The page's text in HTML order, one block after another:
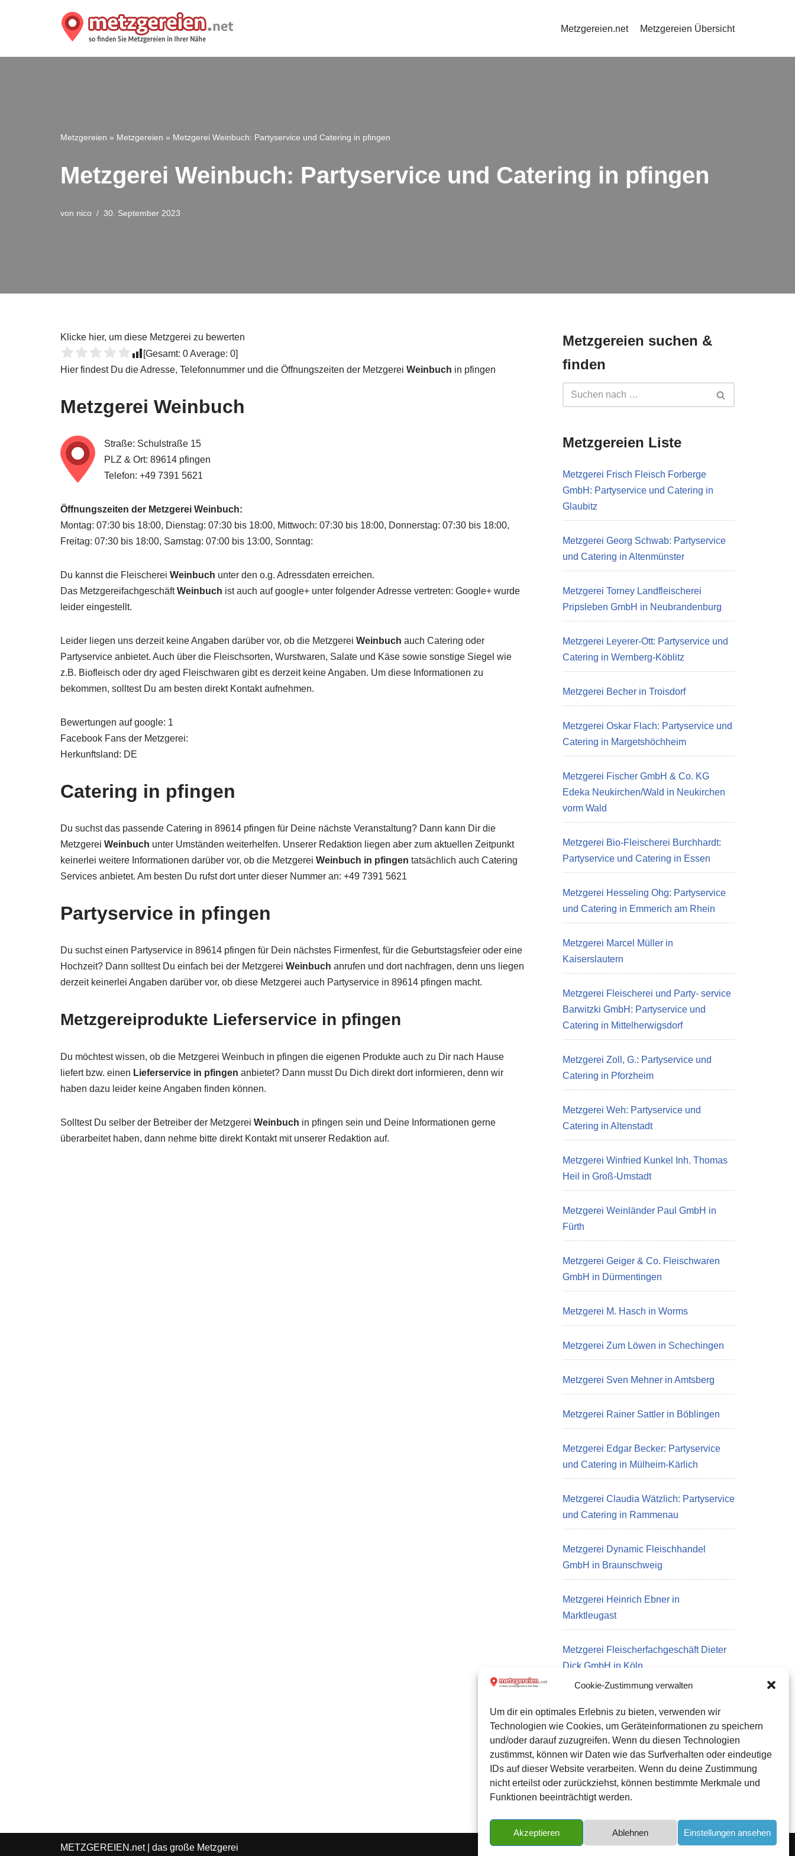
Cookie-Zustimmung verwalten
Um dir ein optimales Erlebnis zu bieten, verwenden wir
Technologien wie Cookies, um Geräteinformationen zu speichern
und/oder darauf zuzugreifen. Wenn du diesen Technologien
zustimmst, können wir Daten wie das Surfverhalten oder eindeutige
IDs auf dieser Website verarbeiten. Wenn du deine Zustimmung
nicht erteilst oder zurückziehst, können bestimmte Merkmale und
Funktionen beeinträchtigt werden.
Akzeptieren Ablehnen Einstellungen ansehen
Metzgereien.net Metzgereien Übersicht
Metzgereien » Metzgereien » Metzgerei Weinbuch: Partyservice und Catering in pfingen
Metzgerei Weinbuch: Partyservice und Catering in pfingen
von nico 30. September 2023
Klicke hier, um diese Metzgerei zu bewerten
[Gesamt: 0Average: 0]
Hier findest Du die Adresse, Telefonnummer und die Öffnungszeiten der Metzgerei Weinbuch in pfingen
Metzgerei Weinbuch
Straße: Schulstraße 15
PLZ & Ort: 89614 pfingen
Telefon: +49 7391 5621
Öffnungszeiten der Metzgerei Weinbuch:
Montag: 07:30 bis 18:00, Dienstag: 07:30 bis 18:00, Mittwoch: 07:30 bis 18:00, Donnerstag: 07:30 bis 18:00,
Freitag: 07:30 bis 18:00, Samstag: 07:00 bis 13:00, Sonntag:
Du kannst die Fleischerei Weinbuch unter den o.g. Adressdaten erreichen.
Das MetzgereifachgeschäftWeinbuch ist auch auf google+ unter folgender Adresse vertreten: Google+ wurde
leider eingestellt.
Leider liegen uns derzeit keine Angaben darüber vor, ob die Metzgerei Weinbuch auch Catering oder
Partyservice anbietet. Auch über die Fleischsorten, Wurstwaren, Salate und Käse sowie sonstige Siegel wie
z.B. Biofleisch oder dry aged Fleischwaren gibt es derzeit keine Angaben. Um diese Informationen zu
bekommen, solltest Du am besten direkt Kontakt aufnehmen.
Bewertungen auf google: 1
Facebook Fans der Metzgerei:
Herkunftsland: DE
Catering in pfingen
Du suchst das passende Catering in 89614 pfingen für Deine nächste Veranstaltung? Dann kann Dir die
Metzgerei Weinbuch unter Umständen weiterhelfen. Unserer Redaktion liegen aber zum aktuellen Zeitpunkt
keinerlei weitere Informationen darüber vor, ob die Metzgerei Weinbuch in pfingen tatsächlich auch Catering
Services anbietet. Am besten Du rufst dort unter dieser Nummer an: +49 7391 5621
Partyservice in pfingen
Du suchst einen Partyservice in 89614 pfingen für Dein nächstes Firmenfest, für die Geburtstagsfeier oder eine
Hochzeit? Dann solltest Du einfach bei der Metzgerei Weinbuch anrufen und dort nachfragen, denn uns liegen
derzeit keinerlei Angaben darüber vor, ob diese Metzgerei auch Partyservice in 89614 pfingen macht.
Metzgereiprodukte Lieferservice in pfingen
Du möchtest wissen, ob die Metzgerei Weinbuch in pfingen die eigenen Produkte auch zu Dir nach Hause
liefert bzw. einen Lieferservice in pfingen anbietet? Dann musst Du Dich direkt dort informieren, denn wir
haben dazu leider keine Angaben finden können.
Solltest Du selber der Betreiber der Metzgerei Weinbuch in pfingen sein und Deine Informationen gerne
überarbeitet haben, dann nehme bitte direkt Kontakt mit unserer Redaktion auf.
Metzgereien suchen &
finden
Metzgereien Liste
Metzgerei Frisch Fleisch Forberge
GmbH: Partyservice und Catering in
Glaubitz
Metzgerei Georg Schwab: Partyservice
und Catering in Altenmünster
Metzgerei Torney Landfleischerei
Pripsleben GmbH in Neubrandenburg
Metzgerei Leyerer-Ott: Partyservice und
Catering in Wernberg-Köblitz
Metzgerei Becher in Troisdorf
Metzgerei Oskar Flach: Partyservice und
Catering in Margetshöchheim
Metzgerei Fischer GmbH & Co. KG
Edeka Neukirchen/Wald in Neukirchen
vorm Wald
Metzgerei Bio-Fleischerei Burchhardt:
Partyservice und Catering in Essen
Metzgerei Hesseling Ohg: Partyservice
und Catering in Emmerich am Rhein
Metzgerei Marcel Müller in
Kaiserslautern
Metzgerei Fleischerei und Party- service
Barwitzki GmbH: Partyservice und
Catering in Mittelherwigsdorf
Metzgerei Zoll, G.: Partyservice und
Catering in Pforzheim
Metzgerei Weh: Partyservice und
Catering in Altenstadt
Metzgerei Winfried Kunkel Inh. Thomas
Heil in Groß-Umstadt
Metzgerei Weinländer Paul GmbH in
Fürth
Metzgerei Geiger & Co. Fleischwaren
GmbH in Dürmentingen
Metzgerei M. Hasch in Worms
Metzgerei Zum Löwen in Schechingen
Metzgerei Sven Mehner in Amtsberg
Metzgerei Rainer Sattler in Böblingen
Metzgerei Edgar Becker: Partyservice
und Catering in Mülheim-Kärlich
Metzgerei Claudia Wätzlich: Partyservice
und Catering in Rammenau
Metzgerei Dynamic Fleischhandel
GmbH in Braunschweig
Metzgerei Heinrich Ebner in
Marktleugast
Metzgerei Fleischerfachgeschäft Dieter
Dick GmbH in Köln
Datenschutz
Kontakt zu uns
Impressum
Cookie-Richtlinie (EU)
METZGEREIEN.net| das große Metzgerei